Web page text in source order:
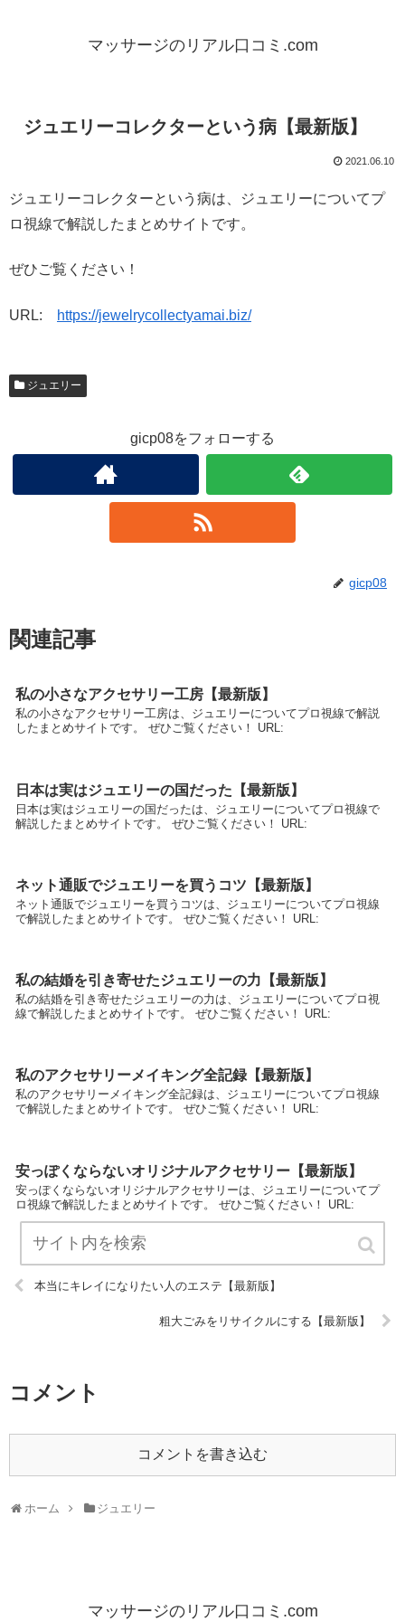
マッサージのリアル口コミ.com
ジュエリーコレクターという病【最新版】
2021.06.10
ジュエリーコレクターという病は、ジュエリーについてプ
ロ視線で解説したまとめサイトです。
ぜひご覧ください！
URL: https://jewelrycollectyamai.biz/
ジュエリー
gicp08をフォローする
gicp08
関連記事
私の小さなアクセサリー工房【最新版】
私の小さなアクセサリー工房は、ジュエリーについてプロ視線で解説
したまとめサイトです。 ぜひご覧ください！ URL:
日本は実はジュエリーの国だった【最新版】
日本は実はジュエリーの国だったは、ジュエリーについてプロ視線で
解説したまとめサイトです。 ぜひご覧ください！ URL:
ネット通販でジュエリーを買うコツ【最新版】
ネット通販でジュエリーを買うコツは、ジュエリーについてプロ視線
で解説したまとめサイトです。 ぜひご覧ください！ URL:
私の結婚を引き寄せたジュエリーの力【最新版】
私の結婚を引き寄せたジュエリーの力は、ジュエリーについてプロ視
線で解説したまとめサイトです。 ぜひご覧ください！ URL:
私のアクセサリーメイキング全記録【最新版】
私のアクセサリーメイキング全記録は、ジュエリーについてプロ視線
で解説したまとめサイトです。 ぜひご覧ください！ URL:
安っぽくならないオリジナルアクセサリー【最新版】
安っぽくならないオリジナルアクセサリーは、ジュエリーについてプ
ロ視線で解説したまとめサイトです。 ぜひご覧ください！ URL:
本当にキレイになりたい人のエステ【最新版】
粗大ごみをリサイクルにする【最新版】
コメント
コメントを書き込む
ホーム ジュエリー
マッサージのリアル口コミ.com